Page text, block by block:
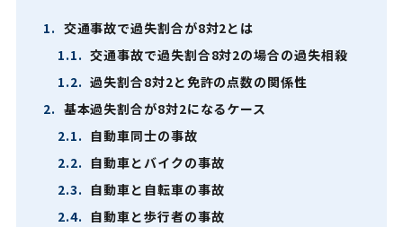
1. 交通事故で過失割合が8対2とは
1.1. 交通事故で過失割合8対2の場合の過失相殺
1.2. 過失割合8対2と免許の点数の関係性
2. 基本過失割合が8対2になるケース
2.1. 自動車同士の事故
2.2. 自動車とバイクの事故
2.3. 自動車と自転車の事故
2.4. 自動車と歩行者の事故